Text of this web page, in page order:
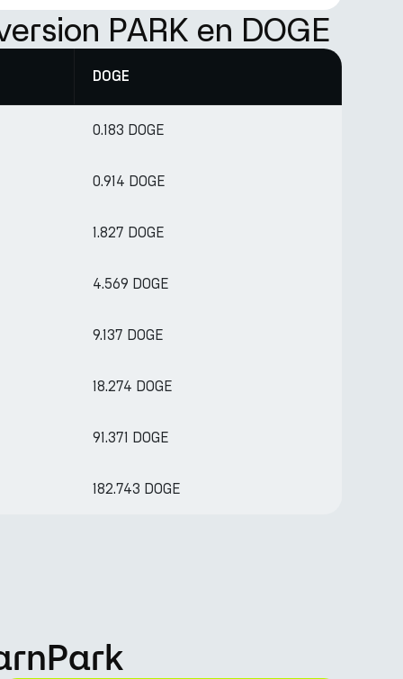
PARK en DOGE
DOGE
0.183 DOGE
0.914 DOGE
1.827 DOGE
4.569 DOGE
9.137 DOGE
18.274 DOGE
91.371 DOGE
182.743 DOGE